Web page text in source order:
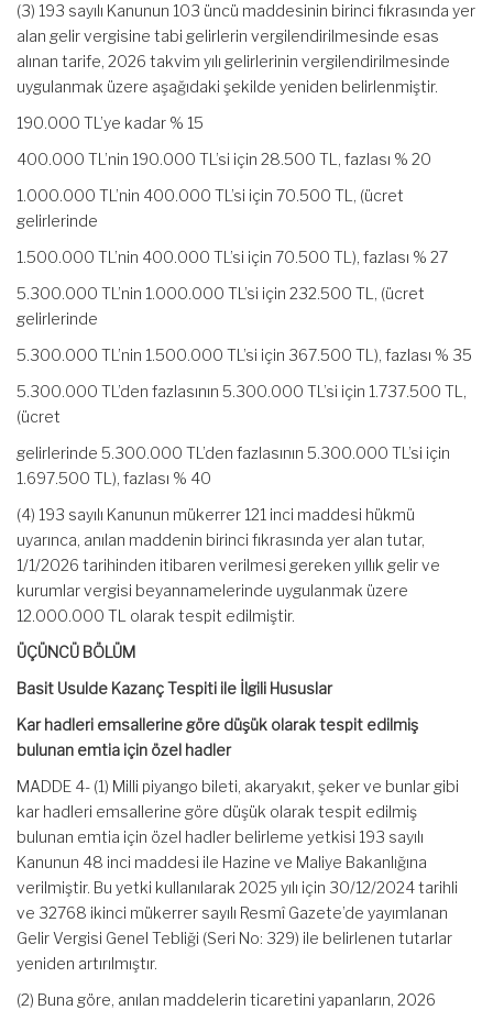
(3) 193 sayılı Kanunun 103 üncü maddesinin birinci fıkrasında yer
alan gelir vergisine tabi gelirlerin vergilendirilmesinde esas
alınan tarife, 2026 takvim yılı gelirlerinin vergilendirilmesinde
uygulanmak üzere aşağıdaki şekilde yeniden belirlenmiştir.
190.000 TL’ye kadar % 15
400.000 TL’nin 190.000 TL’si için 28.500 TL, fazlası % 20
1.000.000 TL’nin 400.000 TL’si için 70.500 TL, (ücret
gelirlerinde
1.500.000 TL’nin 400.000 TL’si için 70.500 TL), fazlası % 27
5.300.000 TL’nin 1.000.000 TL’si için 232.500 TL, (ücret
gelirlerinde
5.300.000 TL’nin 1.500.000 TL’si için 367.500 TL), fazlası % 35
5.300.000 TL’den fazlasının 5.300.000 TL’si için 1.737.500 TL,
(ücret
gelirlerinde 5.300.000 TL’den fazlasının 5.300.000 TL’si için
1.697.500 TL), fazlası % 40
(4) 193 sayılı Kanunun mükerrer 121 inci maddesi hükmü
uyarınca, anılan maddenin birinci fıkrasında yer alan tutar,
1/1/2026 tarihinden itibaren verilmesi gereken yıllık gelir ve
kurumlar vergisi beyannamelerinde uygulanmak üzere
12.000.000 TL olarak tespit edilmiştir.
ÜÇÜNCÜ BÖLÜM
Basit Usulde Kazanç Tespiti ile İlgili Hususlar
Kar hadleri emsallerine göre düşük olarak tespit edilmiş
bulunan emtia için özel hadler
MADDE 4- (1) Milli piyango bileti, akaryakıt, şeker ve bunlar gibi
kar hadleri emsallerine göre düşük olarak tespit edilmiş
bulunan emtia için özel hadler belirleme yetkisi 193 sayılı
Kanunun 48 inci maddesi ile Hazine ve Maliye Bakanlığına
verilmiştir. Bu yetki kullanılarak 2025 yılı için 30/12/2024 tarihli
ve 32768 ikinci mükerrer sayılı Resmî Gazete’de yayımlanan
Gelir Vergisi Genel Tebliği (Seri No: 329) ile belirlenen tutarlar
yeniden artırılmıştır.
(2) Buna göre, anılan maddelerin ticaretini yapanların, 2026